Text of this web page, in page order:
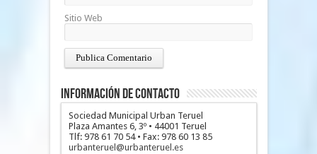
Sitio Web
Información de Contacto
Sociedad Municipal Urban Teruel
Plaza Amantes 6, 3º • 44001 Teruel
Tlf: 978 61 70 54 • Fax: 978 60 13 85
urbanteruel@urbanteruel.es